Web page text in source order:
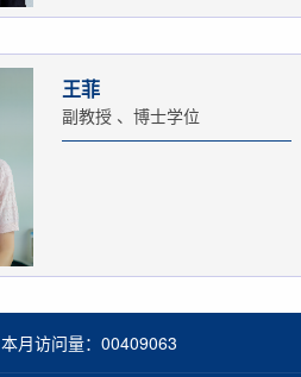
王菲
副教授 、博士学位
本月访问量： 00409063